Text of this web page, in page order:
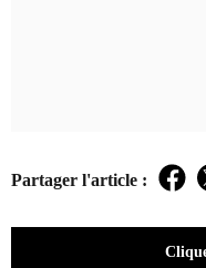
Partager l'article :